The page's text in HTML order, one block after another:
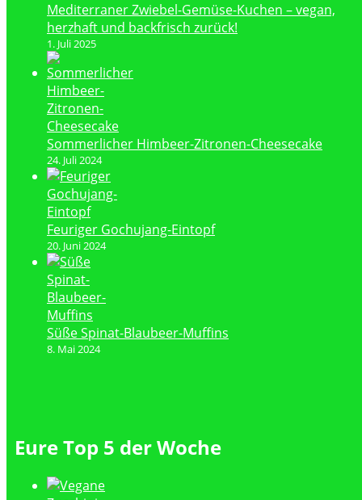
Mediterraner Zwiebel-Gemüse-Kuchen – vegan,
herzhaft und backfrisch zurück!
1. Juli 2025
Sommerlicher Himbeer-Zitronen-Cheesecake
24. Juli 2024
Feuriger Gochujang-Eintopf
20. Juni 2024
Süße Spinat-Blaubeer-Muffins
8. Mai 2024
Eure Top 5 der Woche